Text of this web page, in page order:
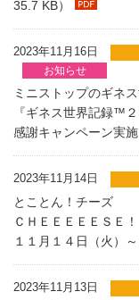
35.7 KB）
2023年11月16日
お知らせ
ミニストップのギネ
『ギネス世界記録™２
感謝キャンペーン実
2023年11月14日
とことん！チーズ
ＣＨＥＥＥＥＥＳＥ
１１月１４日（火）
2023年11月13日